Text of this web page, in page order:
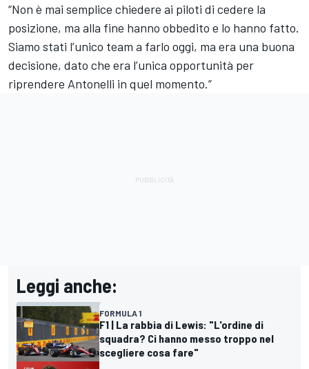
“Non è mai semplice chiedere ai piloti di cedere la
posizione, ma alla fine hanno obbedito e lo hanno fatto.
Siamo stati l’unico team a farlo oggi, ma era una buona
decisione, dato che era l’unica opportunità per
riprendere Antonelli in quel momento.”
Leggi anche:
FORMULA 1
F1 | La rabbia di Lewis: "L'ordine di
squadra? Ci hanno messo troppo nel
scegliere cosa fare"